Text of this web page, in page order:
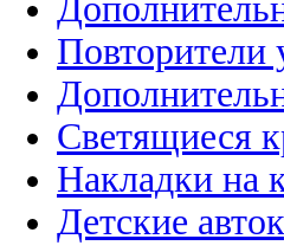
Повторители
Светящиеся
Накладки на
Детские